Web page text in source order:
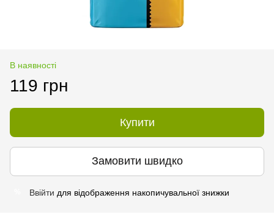
В наявності
119 грн
Купити
Замовити швидко
Ввійти для відображення накопичувальної знижки